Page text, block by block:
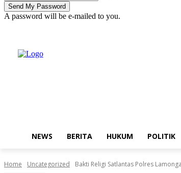
A password will be e-mailed to you.
NEWS BERITA HUKUM POLITIK
Home Uncategorized Bakti Religi Satlantas Polres